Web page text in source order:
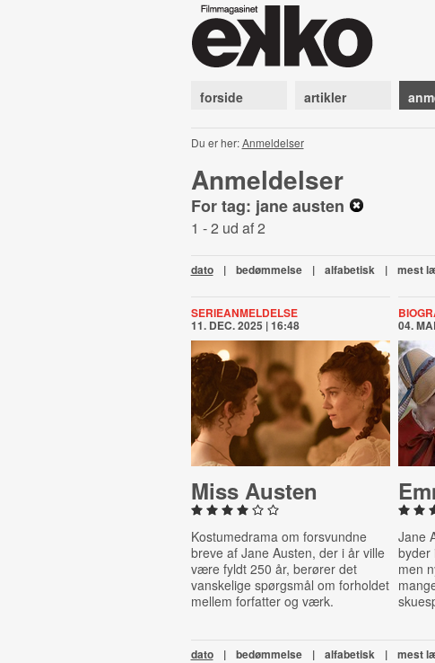
forside artikler
Du er her:Anmeldelser
Anmeldelser
For tag: jane austen
1 - 2 ud af 2
dato | bedømmelse | alfabetisk | mest
SERIEANMELDELSE
11. DEC. 2025 | 16:48
Miss Austen
Kostumedrama om forsvundne
breve af Jane Austen, der i år ville
være fyldt 250 år, berører det
vanskelige spørgsmål om forholdet
mellem forfatter og værk.
04.
Jane
byder
men
dato | bedømmelse | alfabetisk | mest